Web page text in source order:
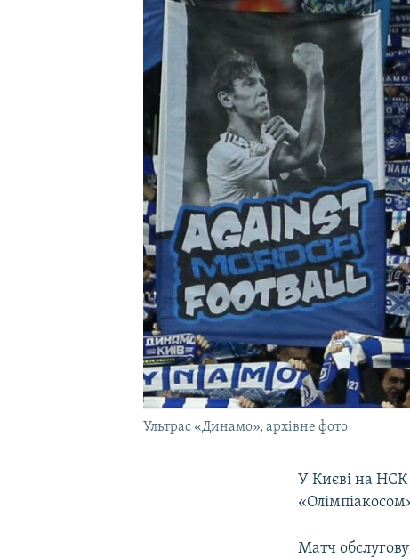
УКРАЇНСЬКА ПРОБЛЕМА КРИМУ
Ультрас «Динамо», архівне фото
У Києві на НСК
Матч